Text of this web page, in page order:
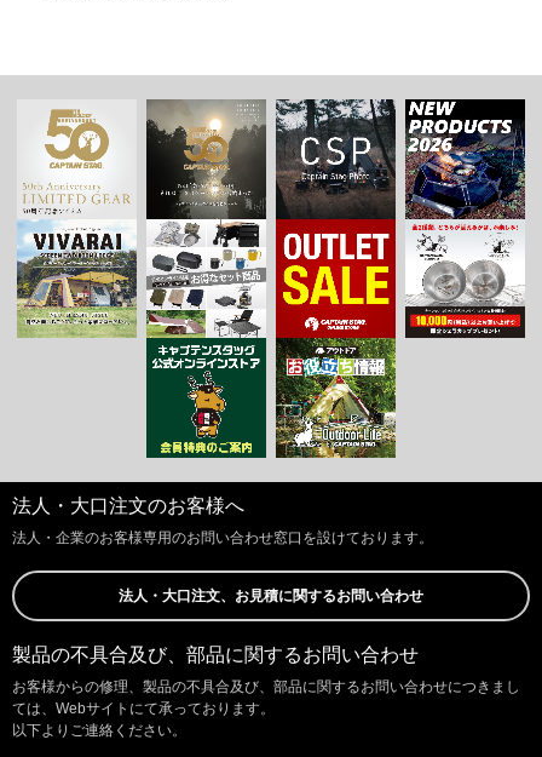
法人・大口注文のお客様へ
法人・企業のお客様専用のお問い合わせ窓口を設けております。
法人・大口注文、お見積に関するお問い合わせ
製品の不具合及び、部品に関するお問い合わせ
お客様からの修理、製品の不具合及び、部品に関するお問い合わせにつきまし
ては、Webサイトにて承っております。
以下よりご連絡ください。